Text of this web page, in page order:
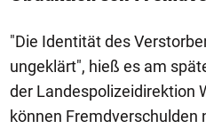
"Die Identität des
ungeklärt", hieß es am
der Landespolizeidirektion
können Fremdverschulden